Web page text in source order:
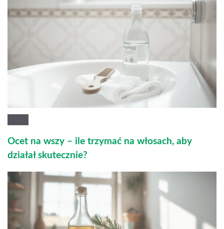
Ocet na wszy – ile trzymać na włosach, aby
działał skutecznie?